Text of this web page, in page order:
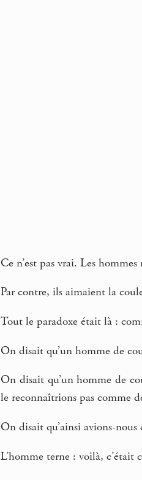
Ce n’est pas vrai. Les
Par contre, ils aimaient la
Tout le paradoxe était là :
On disait qu’un homme de
On disait qu’un homme de
le reconnaîtrions pas comme
On disait qu’ainsi avions-
L’homme terne : voilà,